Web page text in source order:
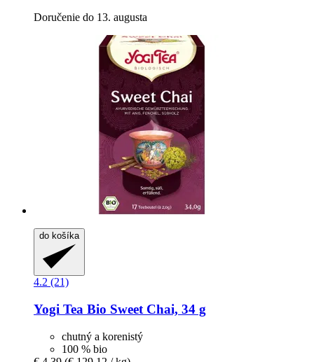
Doručenie do 13. augusta
do košíka
4.2 (21)
Yogi Tea Bio Sweet Chai, 34 g
chutný a korenistý
100 % bio